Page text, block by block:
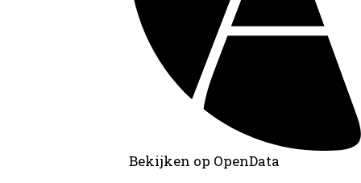
Bekijken op OpenData